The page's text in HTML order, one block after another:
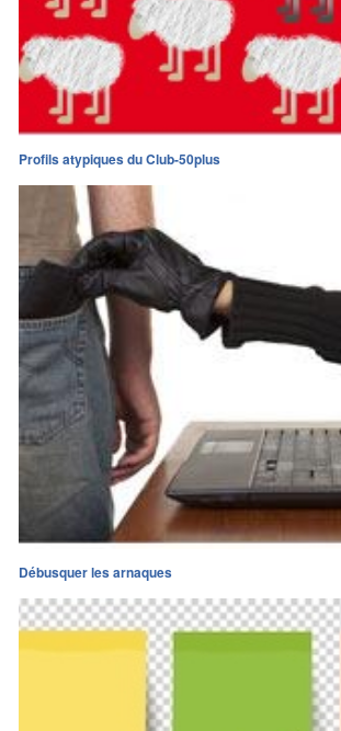
Profils atypiques du Club-50plus
Débusquer les arnaques